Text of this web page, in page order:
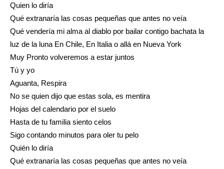
Quien lo diría
Qué extranaría las cosas pequeñas que antes no veía
Qué vendería mi alma al diablo por bailar contigo bachata la
luz de la luna En Chile, En Italia o allá en Nueva York
Muy Pronto volveremos a estar juntos
Tú y yo
Aguanta, Respira
No se quien dijo que estas sola, es mentira
Hojas del calendario por el suelo
Hasta de tu familia siento celos
Sigo contando minutos para oler tu pelo
Quién lo diría
Qué extranaría las cosas pequeñas que antes no veía